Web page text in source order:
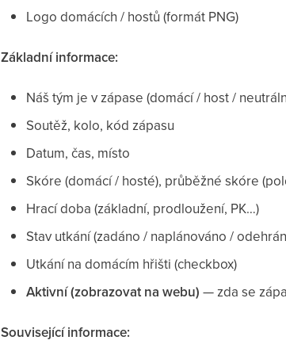
Logo domácích / hostů (formát PNG)
Základní informace:
Náš tým je v zápase (domácí / host /
Soutěž, kolo, kód zápasu
Datum, čas, místo
Skóre (domácí / hosté), průběžné skóre
Hrací doba (základní, prodloužení, PK…)
Stav utkání (zadáno / naplánováno /
Utkání na domácím hřišti (checkbox)
Aktivní (zobrazovat na webu) — zda se
Související informace: